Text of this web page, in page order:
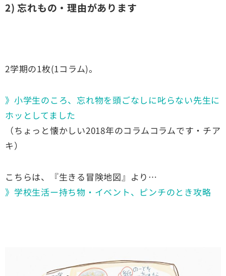
2) 忘れもの・理由があります
2学期の1枚(1コラム)。
》小学生のころ、忘れ物を頭ごなしに叱らない先生に
ホッとしてました
（ちょっと懐かしい2018年のコラムコラムです・チア
キ）
こちらは、『生きる冒険地図』より…
》学校生活ー持ち物・イベント、ピンチのとき攻略